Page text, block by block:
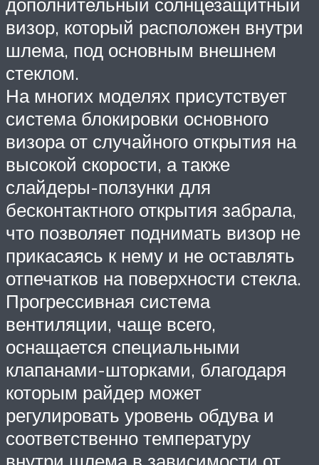
визор, который расположен внутри
шлема, под основным внешнем
стеклом.
На многих моделях присутствует
система блокировки основного
визора от случайного открытия на
высокой скорости, а также
слайдеры-ползунки для
бесконтактного открытия забрала,
что позволяет поднимать визор не
прикасаясь к нему и не оставлять
отпечатков на поверхности стекла.
Прогрессивная система
вентиляции, чаще всего,
оснащается специальными
клапанами-шторками, благодаря
которым райдер может
регулировать уровень обдува и
соответственно температуру